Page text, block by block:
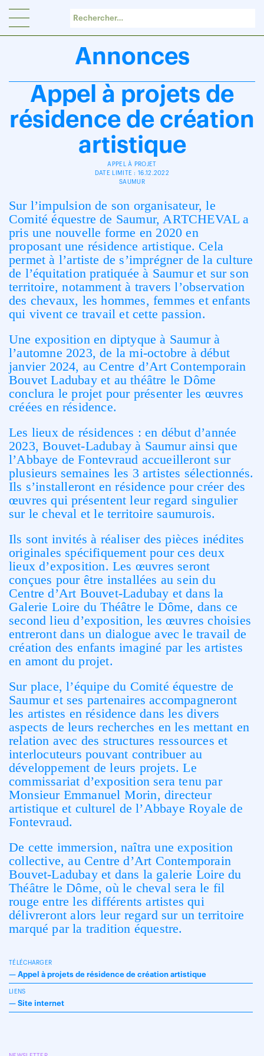
Annonces
Appel à projets de
résidence de création
artistique
APPEL À PROJET
DATE LIMITE : 16.12.2022
SAUMUR
Sur l’impulsion de son organisateur, le
Comité équestre de Saumur, ARTCHEVAL a
pris une nouvelle forme en 2020 en
proposant une résidence artistique. Cela
permet à l’artiste de s’imprégner de la culture
de l’équitation pratiquée à Saumur et sur son
territoire, notamment à travers l’observation
des chevaux, les hommes, femmes et enfants
qui vivent ce travail et cette passion.
Une exposition en diptyque à Saumur à
l’automne 2023, de la mi-octobre à début
janvier 2024, au Centre d’Art Contemporain
Bouvet Ladubay et au théâtre le Dôme
conclura le projet pour présenter les œuvres
créées en résidence.
Les lieux de résidences : en début d’année
2023, Bouvet-Ladubay à Saumur ainsi que
l’Abbaye de Fontevraud accueilleront sur
plusieurs semaines les 3 artistes sélectionnés.
Ils s’installeront en résidence pour créer des
œuvres qui présentent leur regard singulier
sur le cheval et le territoire saumurois.
Ils sont invités à réaliser des pièces inédites
originales spécifiquement pour ces deux
lieux d’exposition. Les œuvres seront
conçues pour être installées au sein du
Centre d’Art Bouvet-Ladubay et dans la
Galerie Loire du Théâtre le Dôme, dans ce
second lieu d’exposition, les œuvres choisies
entreront dans un dialogue avec le travail de
création des enfants imaginé par les artistes
en amont du projet.
Sur place, l’équipe du Comité équestre de
Saumur et ses partenaires accompagneront
les artistes en résidence dans les divers
aspects de leurs recherches en les mettant en
relation avec des structures ressources et
interlocuteurs pouvant contribuer au
développement de leurs projets. Le
commissariat d’exposition sera tenu par
Monsieur Emmanuel Morin, directeur
artistique et culturel de l’Abbaye Royale de
Fontevraud.
De cette immersion, naîtra une exposition
collective, au Centre d’Art Contemporain
Bouvet-Ladubay et dans la galerie Loire du
Théâtre le Dôme, où le cheval sera le fil
rouge entre les différents artistes qui
délivreront alors leur regard sur un territoire
marqué par la tradition équestre.
TÉLÉCHARGER
— Appel à projets de résidence de création artistique
LIENS
— Site internet